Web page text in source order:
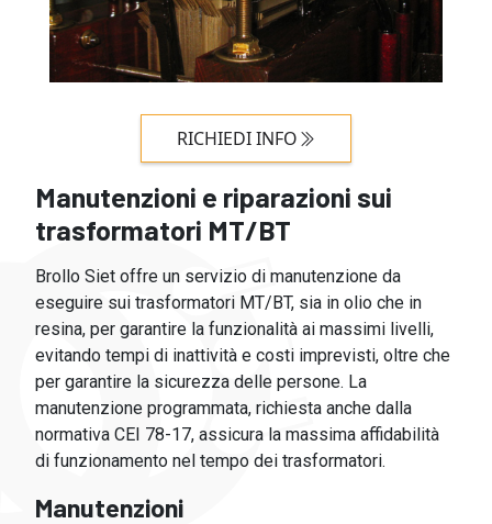
RICHIEDI INFO
Manutenzioni e riparazioni sui
trasformatori MT/BT
Brollo Siet offre un servizio di manutenzione da
eseguire sui trasformatori MT/BT, sia in olio che in
resina, per garantire la funzionalità ai massimi livelli,
evitando tempi di inattività e costi imprevisti, oltre che
per garantire la sicurezza delle persone. La
manutenzione programmata, richiesta anche dalla
normativa CEI 78-17, assicura la massima affidabilità
di funzionamento nel tempo dei trasformatori.
Manutenzioni